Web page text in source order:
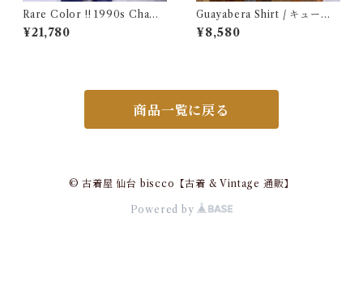
Rare Color !! 1990s Champ
ion Reverse Weave Charco
al Gray Size M / チャンピオ
¥21,780
Guayabera Shirt / キューバ
シャツ 古着
¥8,580
商品一覧に戻る
© 古着屋 仙台 biscco【古着 & Vintage 通販】
Powered by